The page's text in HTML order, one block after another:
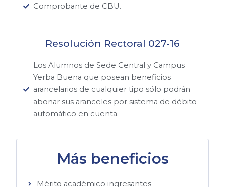
Comprobante de CBU.
Resolución Rectoral 027-16
Los Alumnos de Sede Central y Campus
Yerba Buena que posean beneficios
arancelarios de cualquier tipo sólo podrán
abonar sus aranceles por sistema de débito
automático en cuenta.
Más beneficios
Mérito académico ingresantes